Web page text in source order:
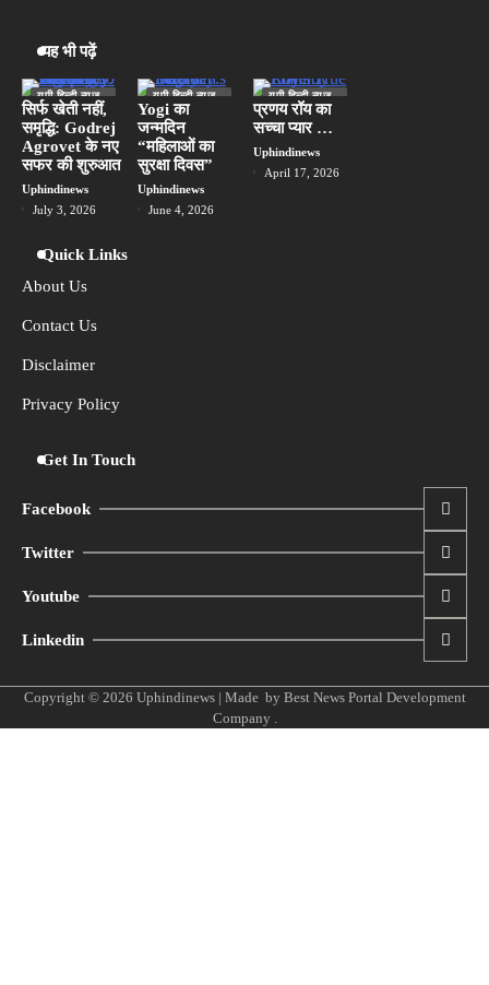
4
Uphindinews
5
मानसून बना घूमने-फिरने का नया सीजन, छोटी
यात्राओं को तरजीह दे रहे हैं भारतीय: Airbnb
Uphindinews
यह भी पढ़ें
यूपी हिन्दी न्यूज
स्पेशल
सिर्फ खेती नहीं,
समृद्धि: Godrej
Agrovet के नए
सफर की शुरुआत
Uphindinews
July 3, 2026
यूपी हिन्दी न्यूज
स्पेशल
लखनऊ
Yogi का
जन्मदिन
“महिलाओं का
सुरक्षा दिवस”
Uphindinews
June 4, 2026
यूपी हिन्दी न्यूज
स्पेशल
प्रणय रॉय का
सच्चा प्यार …
Uphindinews
April 17, 2026
Quick Links
About Us
Contact Us
Disclaimer
Privacy Policy
Get In Touch
Facebook
Twitter
Youtube
Linkedin
Copyright © 2026 Uphindinews| Made by Best News Portal Development
Company.